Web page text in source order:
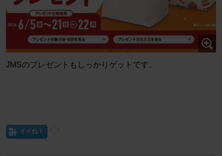
JMSのプレゼントもしっかりゲットです。
イイね！